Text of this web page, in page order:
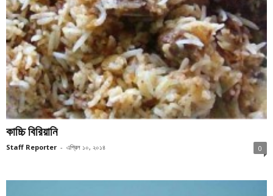
কাচ্চি বিরিয়ানি
Staff Reporter - এপ্রিল ১০, ২০১৪ 0